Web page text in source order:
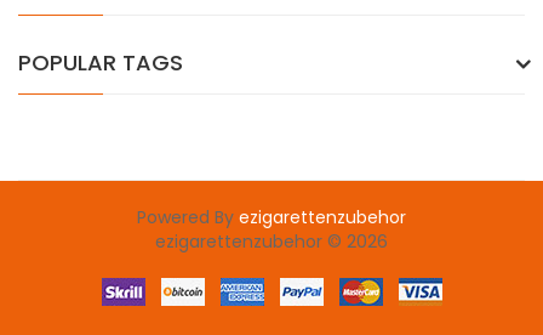
POPULAR TAGS
Powered By ezigarettenzubehor
ezigarettenzubehor © 2026
slots uk